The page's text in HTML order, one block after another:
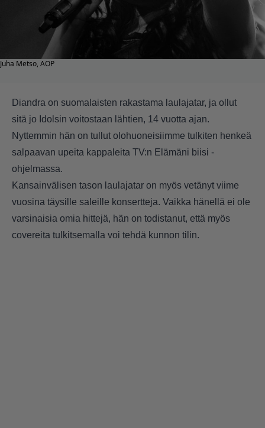
Juha Metso, AOP
Diandra on suomalaisten rakastama laulajatar, ja ollut
sitä jo Idolsin voitostaan lähtien, 14 vuotta ajan.
Nyttemmin hän on tullut olohuoneisiimme tulkiten henkeä
salpaavan upeita kappaleita TV:n Elämäni biisi -
ohjelmassa.
Kansainvälisen tason laulajatar on myös vetänyt viime
vuosina täysille saleille konsertteja. Vaikka hänellä ei ole
varsinaisia omia hittejä, hän on todistanut, että myös
covereita tulkitsemalla voi tehdä kunnon tilin.